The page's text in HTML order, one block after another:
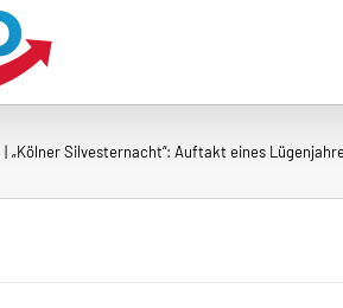
„Kölner Silvesternacht“: Auftakt eines